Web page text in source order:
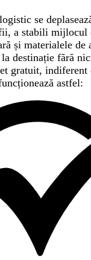
se
a stabili mijlocul
și materialele de
destinație fără
gratuit, indiferent
astfel: